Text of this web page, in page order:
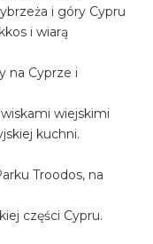
i góry Cypru
i wiarą
na Cyprze i
wiejskimi
kuchni.
Troodos, na
części Cypru.